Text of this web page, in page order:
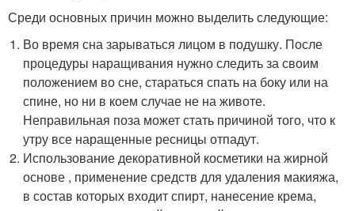
Среди основных причин можно выделить следующие:
Во время сна зарываться лицом в подушку. После
процедуры наращивания нужно следить за своим
положением во сне, стараться спать на боку или на
спине, но ни в коем случае не на животе.
Неправильная поза может стать причиной того, что к
утру все наращенные ресницы отпадут.
Использование декоративной косметики на жирной
основе , применение средств для удаления макияжа,
в состав которых входит спирт, нанесение крема,